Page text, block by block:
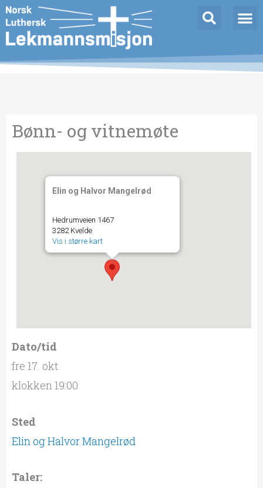
Hopp
rett
til
innholdet
Bønn- og vitnemøte
Elin og Halvor Mangelrød
Hedrumveien 1467
3282 Kvelde
Vis i større kart
Dato/tid
fre 17. okt
klokken 19:00
Sted
Elin og Halvor Mangelrød
Taler: